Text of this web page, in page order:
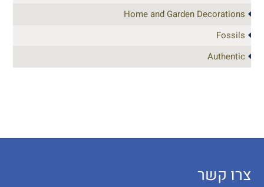
Home and Garden Decorations
Fossils
Authentic
צרו קשר